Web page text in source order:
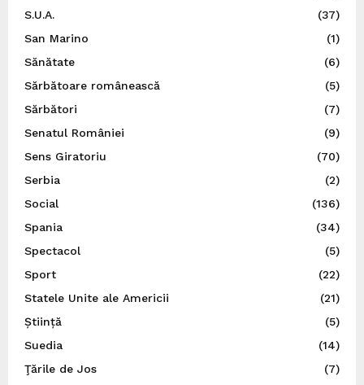
S.U.A.
(37)
San Marino
(1)
Sănătate
(6)
Sărbătoare românească
(5)
Sărbători
(7)
Senatul României
(9)
Sens Giratoriu
(70)
Serbia
(2)
Social
(136)
Spania
(34)
Spectacol
(5)
Sport
(22)
Statele Unite ale Americii
(21)
Știință
(5)
Suedia
(14)
Ţările de Jos
(7)